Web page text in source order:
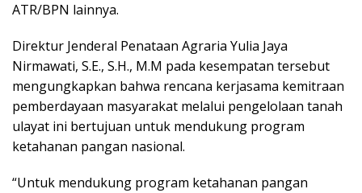
ATR/BPN lainnya.
Direktur Jenderal Penataan Agraria Yulia Jaya
Nirmawati, S.E., S.H., M.M pada kesempatan tersebut
mengungkapkan bahwa rencana kerjasama kemitraan
pemberdayaan masyarakat melalui pengelolaan tanah
ulayat ini bertujuan untuk mendukung program
ketahanan pangan nasional.
“Untuk mendukung program ketahanan pangan